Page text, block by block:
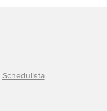
Schedulista